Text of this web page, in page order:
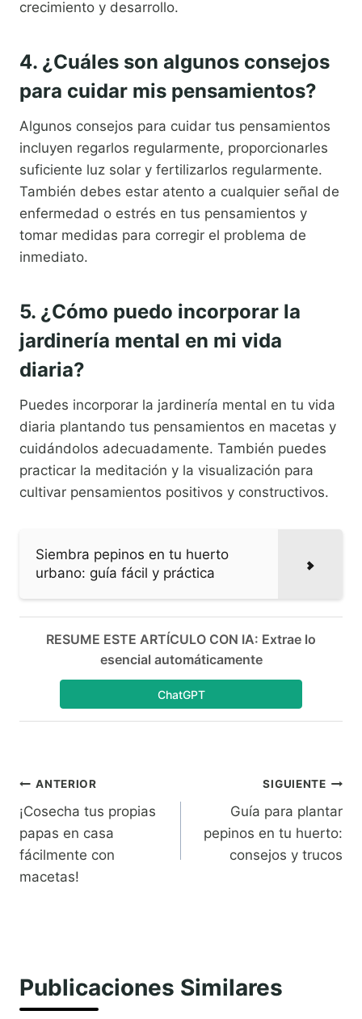
crecimiento y desarrollo.
4. ¿Cuáles son algunos consejos
para cuidar mis pensamientos?
Algunos consejos para cuidar tus pensamientos
incluyen regarlos regularmente, proporcionarles
suficiente luz solar y fertilizarlos regularmente.
También debes estar atento a cualquier señal de
enfermedad o estrés en tus pensamientos y
tomar medidas para corregir el problema de
inmediato.
5. ¿Cómo puedo incorporar la
jardinería mental en mi vida
diaria?
Puedes incorporar la jardinería mental en tu vida
diaria plantando tus pensamientos en macetas y
cuidándolos adecuadamente. También puedes
practicar la meditación y la visualización para
cultivar pensamientos positivos y constructivos.
Siembra pepinos en tu huerto
urbano: guía fácil y práctica
RESUME ESTE ARTÍCULO CON IA: Extrae lo
esencial automáticamente
ChatGPT
Navegación
de
entradas
ANTERIOR
¡Cosecha tus propias
papas en casa
fácilmente con
macetas!
SIGUIENTE
Guía para plantar
pepinos en tu huerto:
consejos y trucos
Publicaciones Similares